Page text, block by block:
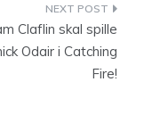
Claflin skal spille
Odair i Catching
Fire!